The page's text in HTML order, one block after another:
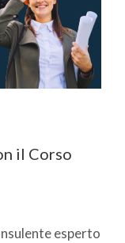
il Corso
esperto